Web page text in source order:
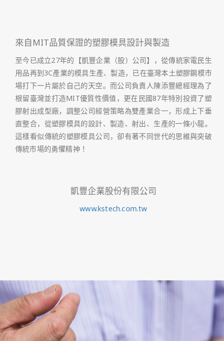
來自MIT品質保證的塑膠模具設計與製造
至今已成立27年的【凱豐企業（股）公司】，從傳統家電民生
用品再到3C產業的模具生產、製造，已在臺灣本土塑膠鋼模市
場打下一片屬於自己的天空。而公司負責人陳添豐總經理為了
根留臺灣並打造MIT優質性價值，更在民國87年特別投資了塑
膠射出成型廠，調整公司經營策略為雙產業合一，形成上下垂
直整合，從塑膠模具的設計、製造、射出、生產的一條小龍。
這樣看似傳統的塑膠模具公司，卻有著不同世代的思維與突破
傳統市場的勇懼精神！
凱豐企業股份有限公司
www.kstech.com.tw